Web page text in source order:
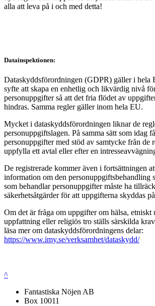
alla att leva på i och med detta!
Datainspektionen:
Dataskyddsförordningen (GDPR) gäller i hela
syfte att skapa en enhetlig och likvärdig nivå
personuppgifter så att det fria flödet av
hindras. Samma regler gäller inom hela EU.
Mycket i dataskyddsförordningen liknar de
personuppgiftslagen. På samma sätt som idag
personuppgifter med stöd av samtycke från de
uppfylla ett avtal eller efter en
De registrerade kommer även i fortsättningen
information om den personuppgiftsbehandling
som behandlar personuppgifter måste ha
säkerhetsåtgärder för att uppgifterna skyddas
Om det är fråga om uppgifter om hälsa,
uppfattning eller religiös tro ställs särskilda
läsa mer om dataskyddsförordningens delar:
https://www.imy.se/verksamhet/dataskydd/
^
Fantastiska Nöjen AB
Box 10011